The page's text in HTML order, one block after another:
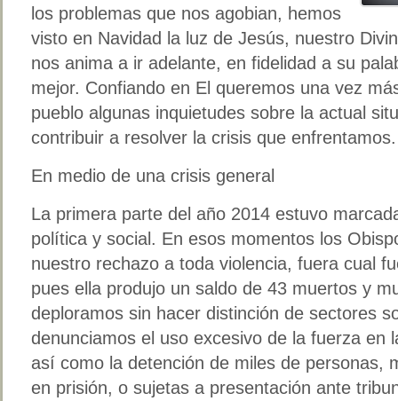
los problemas que nos agobian, hemos
visto en Navidad la luz de Jesús, nuestro
nos anima a ir adelante, en fidelidad a su
mejor. Confiando en El queremos una vez
pueblo algunas inquietudes sobre la actual
contribuir a resolver la crisis que enfrentamos.
En medio de una crisis general
La primera parte del año 2014 estuvo
política y social. En esos momentos los
nuestro rechazo a toda violencia, fuera cual
pues ella produjo un saldo de 43 muertos y
deploramos sin hacer distinción de sectores
denunciamos el uso excesivo de la fuerza en
así como la detención de miles de personas,
en prisión, o sujetas a presentación ante